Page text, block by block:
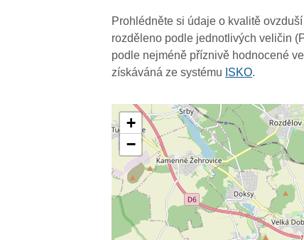
Prohlédněte si údaje o kvalitě
rozděleno podle jednotlivých veličin
podle nejméně příznivě hodnocené
získáváná ze systému ISKO.
+
−